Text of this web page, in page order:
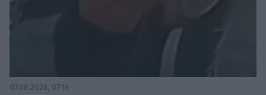
07.08.2026, 07:16